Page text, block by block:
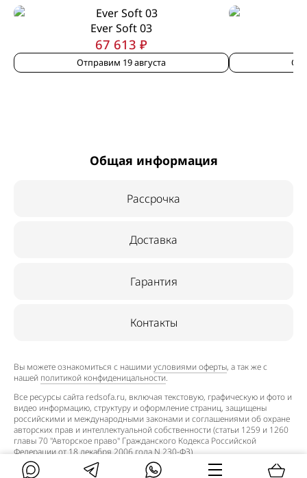
Ever Soft 03
67 613 ₽
Отправим 19 августа
Общая информация
Рассрочка
Доставка
Гарантия
Контакты
Вы можете ознакомиться с нашимиусловиями оферты, а так же с
нашей политикой конфиденицальности.
Все ресурсы сайта redsofa.ru, включая текстовую, графическую и фото и
видео информацию, структуру и оформление страниц, защищены
российскими и международными законами и соглашениями об охране
авторских прав и интеллектуальной собственности (статьи 1259 и 1260
главы 70 "Авторское право" Гражданского Кодекса Российской
Федерации от 18 декабря 2006 года N 230-ФЗ).
©2015–2026. Редсофа.ру — интернет-магазин недорогих